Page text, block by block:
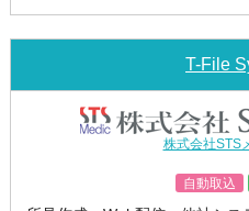
T-File
株式会社STS
自動取込